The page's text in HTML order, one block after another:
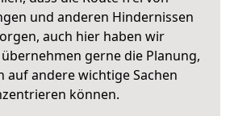
und anderen Hindernissen
auch hier haben wir
gerne die Planung,
auf andere wichtige Sachen
können.